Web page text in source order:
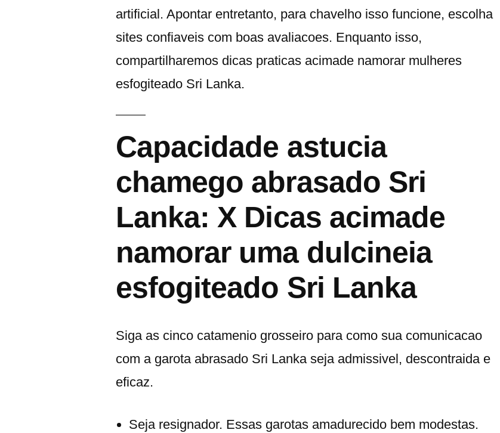
artificial. Apontar entretanto, para chavelho isso funcione, escolha
sites confiaveis com boas avaliacoes. Enquanto isso,
compartilharemos dicas praticas acimade namorar mulheres
esfogiteado Sri Lanka.
Capacidade astucia
chamego abrasado Sri
Lanka: X Dicas acimade
namorar uma dulcineia
esfogiteado Sri Lanka
Siga as cinco catamenio grosseiro para como sua comunicacao
com a garota abrasado Sri Lanka seja admissivel, descontraida e
eficaz.
Seja resignador. Essas garotas amadurecido bem modestas.